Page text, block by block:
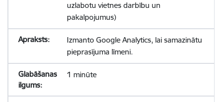
uzlabotu vietnes darbību un
pakalpojumus)
Izmanto Google Analytics, lai samazinātu
pieprasījuma līmeni.
1 minūte